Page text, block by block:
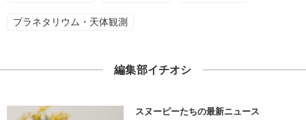
プラネタリウム・天体観測
編集部イチオシ
スヌーピーたちの最新ニュース